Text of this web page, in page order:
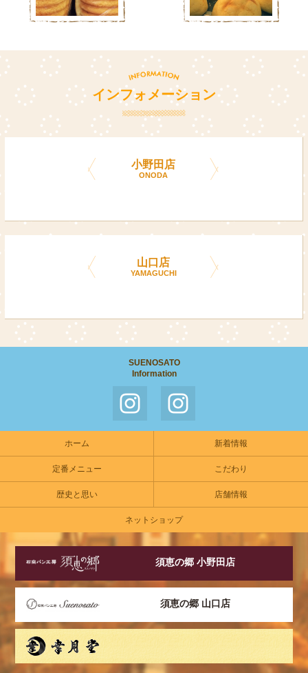
インフォメーション
小野田店
ONODA
山口店
YAMAGUCHI
SUENOSATO
Information
ホーム 新着情報
定番メニュー こだわり
歴史と思い 店舗情報
ネットショップ
須恵の郷 小野田店
須恵の郷 山口店
幸月堂